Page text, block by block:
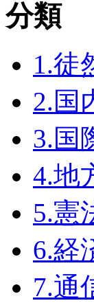
分類
1.徒
2.国
3.国
4.地
5.憲
6.経
7.通